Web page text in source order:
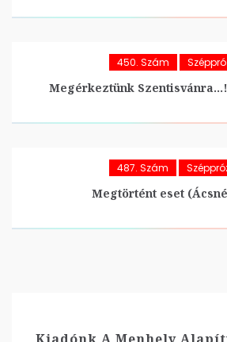
450. Szám
Megérkeztünk
487. Szám
Megtörtént eset